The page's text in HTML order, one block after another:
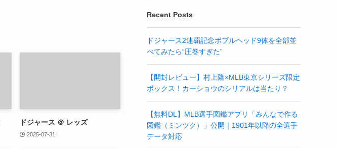
ドジャース ＠ レッズ
2025-07-31
Recent Posts
ドジャース2連覇記念ボブルヘッド9体を全部並
べてみたら“圧巻すぎた”
【開封レビュー】村上隆×MLB東京シリーズ限定
ボックス！カーショウのシリアルは当たり？
【無料DL】MLB選手図鑑アプリ「みんなで作る
図鑑（ミンツク）」公開｜1901年以降の全選手
データ対応